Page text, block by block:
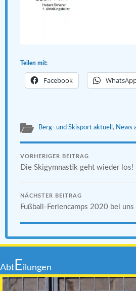
Teilen mit:
Facebook
Berg- und Skisport aktuell , News
VORHERIGER BEITRAG
Die Skigymnastik geht wieder los!
NÄCHSTER BEITRAG
Fußball-Feriencamps 2020 bei uns
Abt Eilungen